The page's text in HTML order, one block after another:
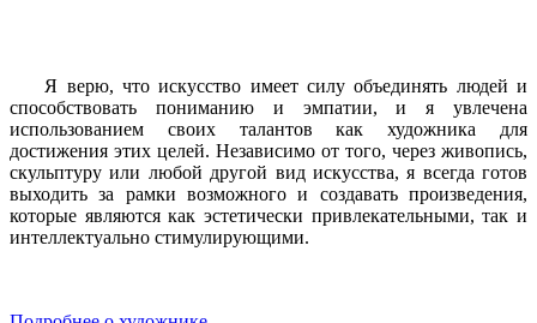
Я верю, что искусство имеет силу объединять людей и
способствовать пониманию и эмпатии, и я увлечена
использованием своих талантов как художника для
достижения этих целей. Независимо от того, через живопись,
скульптуру или любой другой вид искусства, я всегда готов
выходить за рамки возможного и создавать произведения,
которые являются как эстетически привлекательными, так и
интеллектуально стимулирующими.